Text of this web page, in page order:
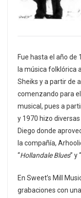
Fue hasta el año de
la música folklórica
Sheiks y a partir de
comenzando para
musical, pues a
y 1970 hizo
Diego donde
la compañía,
“Hollandale Blues” y “
En Sweet’s Mill
grabaciones con